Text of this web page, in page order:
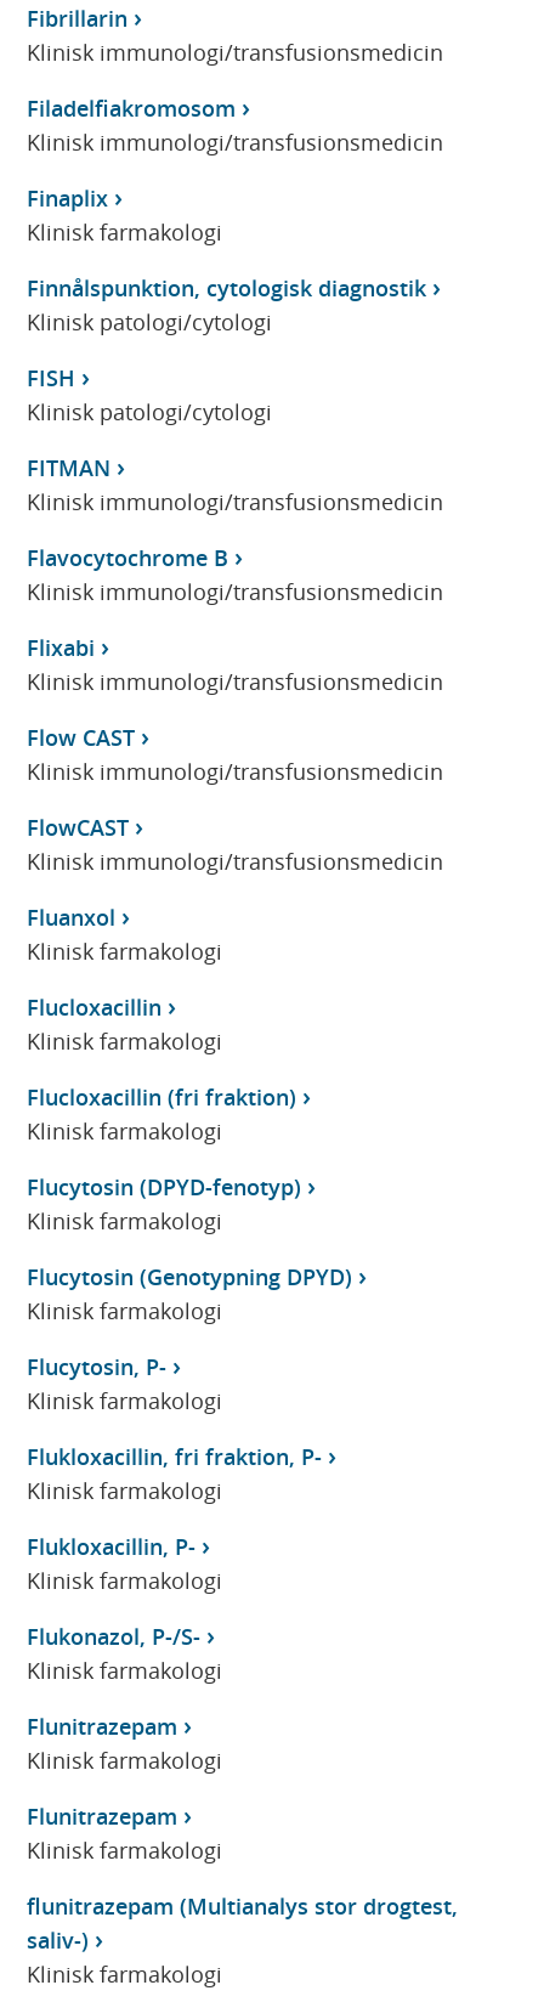
Fibrillarin
Klinisk immunologi/transfusionsmedicin
Filadelfiakromosom
Klinisk immunologi/transfusionsmedicin
Finaplix
Klinisk farmakologi
Finnålspunktion, cytologisk diagnostik
Klinisk patologi/cytologi
FISH
Klinisk patologi/cytologi
FITMAN
Klinisk immunologi/transfusionsmedicin
Flavocytochrome B
Klinisk immunologi/transfusionsmedicin
Flixabi
Klinisk immunologi/transfusionsmedicin
Flow CAST
Klinisk immunologi/transfusionsmedicin
FlowCAST
Klinisk immunologi/transfusionsmedicin
Fluanxol
Klinisk farmakologi
Flucloxacillin
Klinisk farmakologi
Flucloxacillin (fri fraktion)
Klinisk farmakologi
Flucytosin (DPYD-fenotyp)
Klinisk farmakologi
Flucytosin (Genotypning DPYD)
Klinisk farmakologi
Flucytosin, P-
Klinisk farmakologi
Flukloxacillin, fri fraktion, P-
Klinisk farmakologi
Flukloxacillin, P-
Klinisk farmakologi
Flukonazol, P-/S-
Klinisk farmakologi
Flunitrazepam
Klinisk farmakologi
Flunitrazepam
Klinisk farmakologi
flunitrazepam (Multianalys stor drogtest,
saliv-)
Klinisk farmakologi